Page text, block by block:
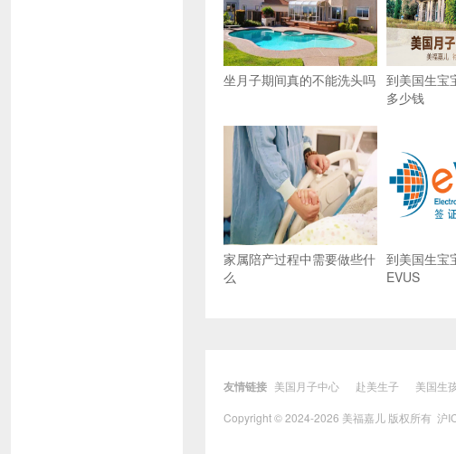
坐月子期间真的不能洗头吗 到美国生宝
多少钱
家属陪产过程中需要做些什
么
到美国生宝
EVUS
友情链接 美国月子中心 赴美生子 美国生
Copyright © 2024-2026 美福嘉儿 版权所有 沪